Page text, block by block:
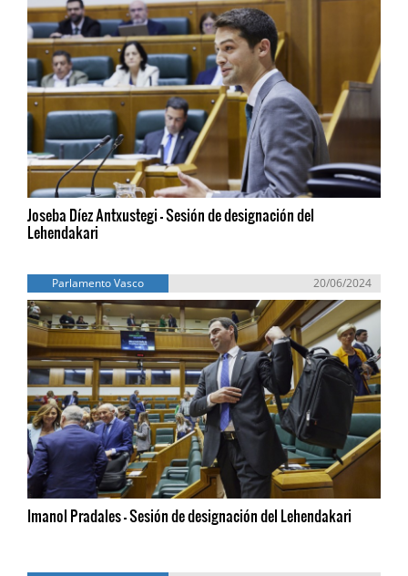
Joseba Díez Antxustegi - Sesión de designación del
Lehendakari
Parlamento Vasco 20/06/2024
Imanol Pradales - Sesión de designación del Lehendakari